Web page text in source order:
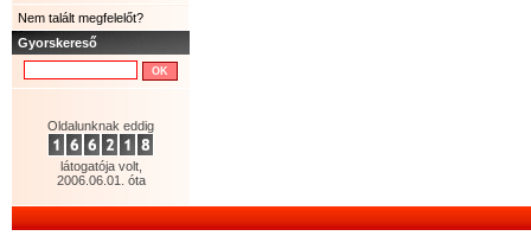
Nem talált megfelelőt?
Gyorskereső
Oldalunknak eddig
látogatója volt,
2006.06.01. óta